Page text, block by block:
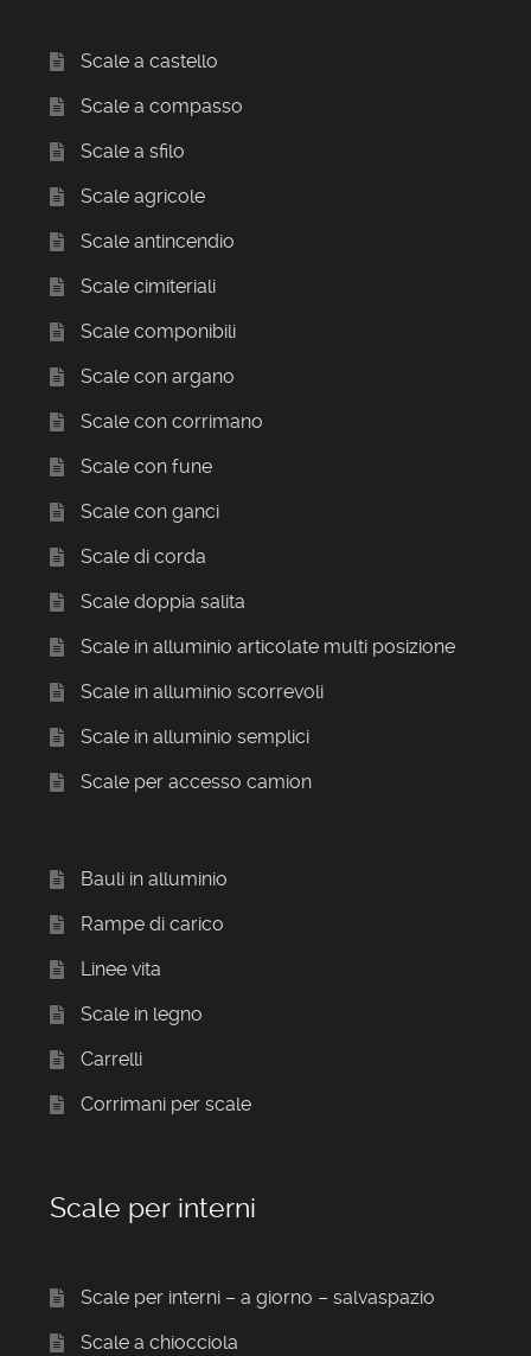
Scale a castello
Scale a compasso
Scale a sfilo
Scale agricole
Scale antincendio
Scale cimiteriali
Scale componibili
Scale con argano
Scale con corrimano
Scale con fune
Scale con ganci
Scale di corda
Scale doppia salita
Scale in alluminio articolate multi posizione
Scale in alluminio scorrevoli
Scale in alluminio semplici
Scale per accesso camion
Bauli in alluminio
Rampe di carico
Linee vita
Scale in legno
Carrelli
Corrimani per scale
Scale per interni
Scale per interni – a giorno – salvaspazio
Scale a chiocciola